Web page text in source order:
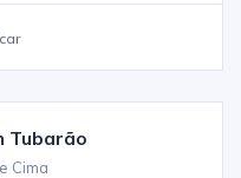
Tubarão
Cima